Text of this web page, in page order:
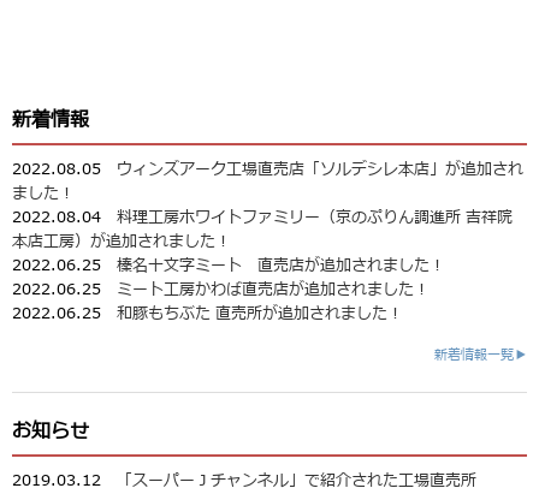
新着情報
2022.08.05 ウィンズアーク工場直売店「ソルデシレ本店」が追加され
ました！
2022.08.04 料理工房ホワイトファミリー（京のぷりん調進所 吉祥院
本店工房）が追加されました！
2022.06.25 榛名十文字ミート 直売店が追加されました！
2022.06.25 ミート工房かわば直売店が追加されました！
2022.06.25 和豚もちぶた 直売所が追加されました！
新着情報一覧▶
お知らせ
2019.03.12
「スーパーＪチャンネル」で紹介された工場直売所